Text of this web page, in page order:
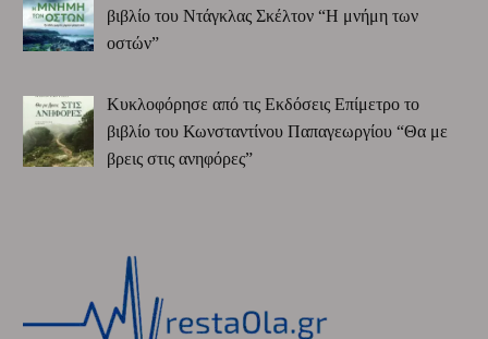
βιβλίο του Ντάγκλας Σκέλτον “Η μνήμη των
οστών”
Κυκλοφόρησε από τις Εκδόσεις Επίμετρο το
βιβλίο του Κωνσταντίνου Παπαγεωργίου “Θα με
βρεις στις ανηφόρες”